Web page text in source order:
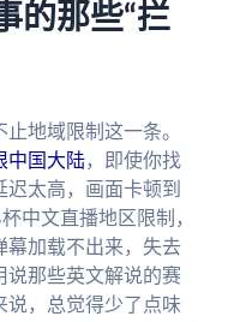
的那些“拦
地域限制这一条。
中国大陆，即使你找
太高，画面卡顿到
中文直播地区限制，
幕加载不出来，失去
说那些英文解说的赛
说，总觉得少了点味